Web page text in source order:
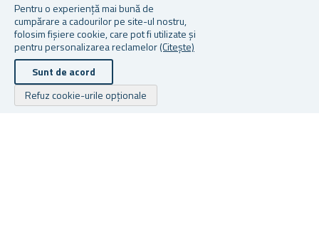
Pentru o experiență mai bună de
cumpărare a cadourilor pe site-ul nostru,
folosim fișiere cookie, care pot fi utilizate și
pentru personalizarea reclamelor(Citește)
Sunt de acord
Refuz cookie-urile opționale
ANTENĂ USB PENTRU
ACCELERAREA
INTERNETULUI
CUTIE DE CABLURI PENTRU
BIROU